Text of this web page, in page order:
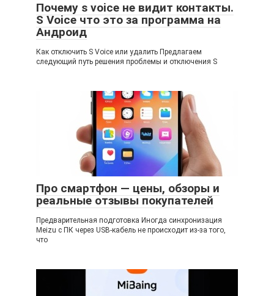
Почему s voice не видит контакты.
S Voice что это за программа на
Андроид
Как отключить S Voice или удалить Предлагаем
следующий путь решения проблемы и отключения S
Про смартфон — цены, обзоры и
реальные отзывы покупателей
Предварительная подготовка Иногда синхронизация
Meizu с ПК через USB-кабель не происходит из-за того,
что